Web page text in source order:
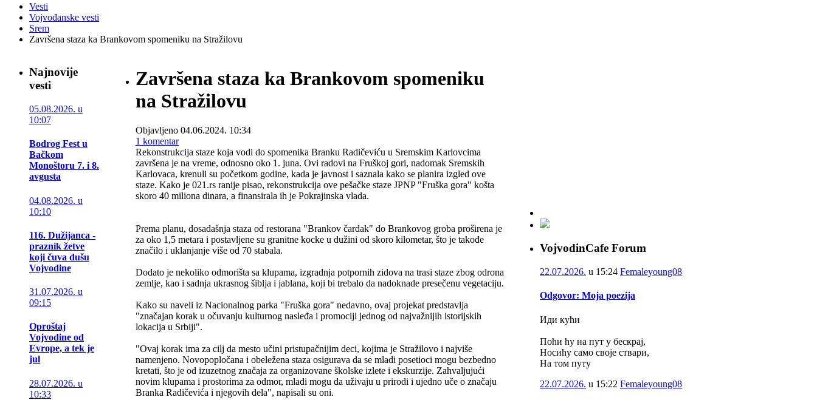
Vesti
Vojvođanske vesti
Srem
Završena staza ka Brankovom spomeniku na Stražilovu
Najnovije
vesti
05.08.2026. u
10:07
Bodrog Fest u
Bačkom
Monoštoru 7. i 8.
avgusta
04.08.2026. u
10:10
116. Dužijanca -
praznik žetve
koji čuva dušu
Vojvodine
31.07.2026. u
09:15
Oproštaj
Vojvodine od
Evrope, a tek je
jul
28.07.2026. u
10:33
Završena staza ka Brankovom spomeniku
na Stražilovu
Objavljeno 04.06.2024. 10:34
1 komentar
Rekonstrukcija staze koja vodi do spomenika Branku Radičeviću u Sremskim Karlovcima
završena je na vreme, odnosno oko 1. juna. Ovi radovi na Fruškoj gori, nadomak Sremskih
Karlovaca, krenuli su početkom godine, kada je javnost i saznala kako se planira izgled ove
staze. Kako je 021.rs ranije pisao, rekonstrukcija ove pešačke staze JPNP "Fruška gora" košta
skoro 40 miliona dinara, a finansirala ih je Pokrajinska vlada.
Prema planu, dosadašnja staza od restorana "Brankov čardak" do Brankovog groba proširena je
za oko 1,5 metara i postavljene su granitne kocke u dužini od skoro kilometar, što je takođe
značilo i uklanjanje više od 70 stabala.
Dodato je nekoliko odmorišta sa klupama, izgradnja potpornih zidova na trasi staze zbog odrona
zemlje, kao i sadnja ukrasnog šiblja i jablana, koji bi trebalo da nadoknade presečenu vegetaciju.
Kako su naveli iz Nacionalnog parka "Fruška gora" nedavno, ovaj projekat predstavlja
"značajan korak u očuvanju kulturnog nasleđa i promociji jednog od najvažnijih istorijskih
lokacija u Srbiji".
"Ovaj korak ima za cilj da mesto učini pristupačnijim deci, kojima je Stražilovo i najviše
namenjeno. Novopopločana i obeležena staza osigurava da se mladi posetioci mogu bezbedno
kretati, što je od izuzetnog značaja za organizovane školske izlete i ekskurzije. Zahvaljujući
novim klupama i prostorima za odmor, mladi mogu da uživaju u prirodi i ujedno uče o značaju
Branka Radičevića i njegovih dela", napisali su oni.
VojvodinCafe Forum
22.07.2026. u 15:24 Femaleyoung08
Odgovor: Moja poezija
Иди кући
Поћи ћу на пут у бескрај,
Носићу само своје ствари,
На том путу
22.07.2026. u 15:22 Femaleyoung08